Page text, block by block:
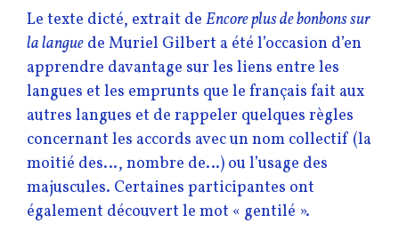
Le texte dicté, extrait de Encore plus de bonbons sur
la langue de Muriel Gilbert a été l’occasion d’en
apprendre davantage sur les liens entre les
langues et les emprunts que le français fait aux
autres langues et de rappeler quelques règles
concernant les accords avec un nom collectif (la
moitié des…, nombre de…) ou l’usage des
majuscules. Certaines participantes ont
également découvert le mot « gentilé ».